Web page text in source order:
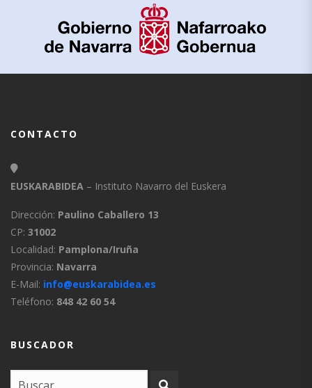
CONTACTO
EUSKARABIDEA – Instituto Navarro del Euskera
Dirección: Paulino Caballero 13
CP: 31002
Localidad: Pamplona/Iruña
Provincia: Navarra
E-Mail: info@euskarabidea.es
Teléfono: 848 42 60 54
BUSCADOR